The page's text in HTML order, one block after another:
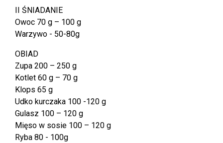
II ŚNIADANIE
Owoc 70 g – 100 g
Warzywo - 50-80g
OBIAD
Zupa 200 – 250 g
Kotlet 60 g – 70 g
Klops 65 g
Udko kurczaka 100 -120 g
Gulasz 100 – 120 g
Mięso w sosie 100 – 120 g
Ryba 80 - 100g